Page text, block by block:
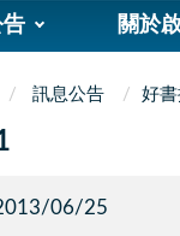
告 關於
訊息公告 好
06/25